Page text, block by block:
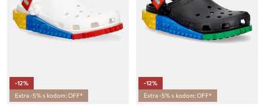
-12%
Extra -5% s kodom: OFF*
-12%
Extra -5% s kodom: OFF*